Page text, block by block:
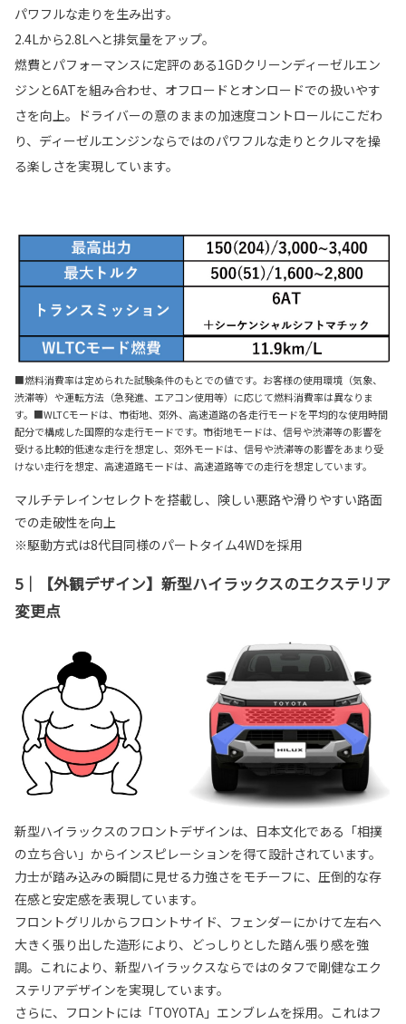
パワフルな走りを生み出す。
2.4Lから2.8Lへと排気量をアップ。
燃費とパフォーマンスに定評のある1GDクリーンディーゼルエン
ジンと6ATを組み合わせ、オフロードとオンロードでの扱いやす
さを向上。ドライバーの意のままの加速度コントロールにこだわ
り、ディーゼルエンジンならではのパワフルな走りとクルマを操
る楽しさを実現しています。
■燃料消費率は定められた試験条件のもとでの値です。お客様の使用環境（気象、
渋滞等）や運転方法（急発進、エアコン使用等）に応じて燃料消費率は異なりま
す。■WLTCモードは、市街地、郊外、高速道路の各走行モードを平均的な使用時間
配分で構成した国際的な走行モードです。市街地モードは、信号や渋滞等の影響を
受ける比較的低速な走行を想定し、郊外モードは、信号や渋滞等の影響をあまり受
けない走行を想定、高速道路モードは、高速道路等での走行を想定しています。
マルチテレインセレクトを搭載し、険しい悪路や滑りやすい路面
での走破性を向上
※駆動方式は8代目同様のパートタイム4WDを採用
5｜【外観デザイン】新型ハイラックスのエクステリア
変更点
新型ハイラックスのフロントデザインは、日本文化である「相撲
の立ち合い」からインスピレーションを得て設計されています。
力士が踏み込みの瞬間に見せる力強さをモチーフに、圧倒的な存
在感と安定感を表現しています。
フロントグリルからフロントサイド、フェンダーにかけて左右へ
大きく張り出した造形により、どっしりとした踏ん張り感を強
調。これにより、新型ハイラックスならではのタフで剛健なエク
ステリアデザインを実現しています。
さらに、フロントには「TOYOTA」エンブレムを採用。これはフ